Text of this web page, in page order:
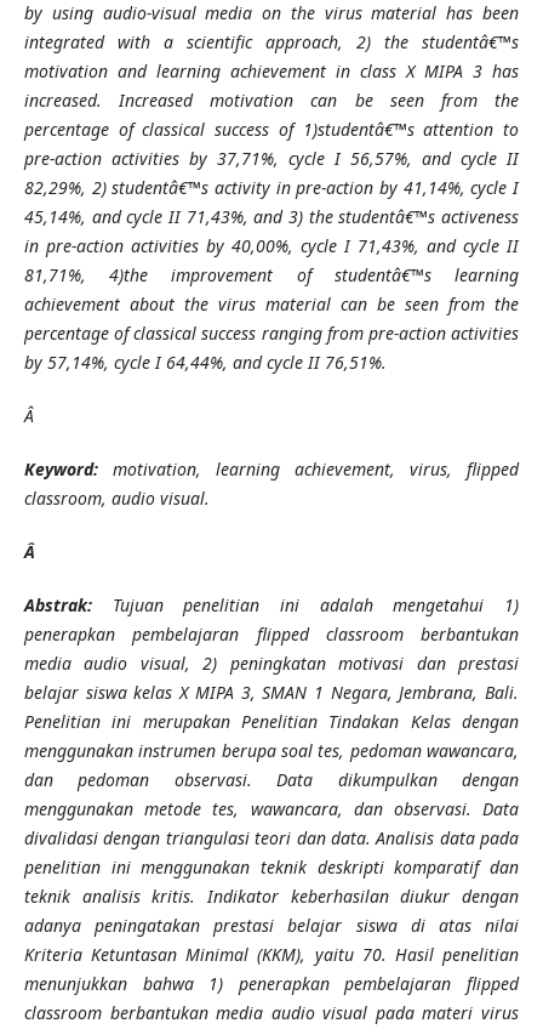
by using audio-visual media on the virus material has been
integrated with a scientific approach, 2) the studentâ€™s
motivation and learning achievement in class X MIPA 3 has
increased. Increased motivation can be seen from the
percentage of classical success of 1)studentâ€™s attention to
pre-action activities by 37,71%, cycle I 56,57%, and cycle II
82,29%, 2) studentâ€™s activity in pre-action by 41,14%, cycle I
45,14%, and cycle II 71,43%, and 3) the studentâ€™s activeness
in pre-action activities by 40,00%, cycle I 71,43%, and cycle II
81,71%, 4)the improvement of studentâ€™s learning
achievement about the virus material can be seen from the
percentage of classical success ranging from pre-action activities
by 57,14%, cycle I 64,44%, and cycle II 76,51%.
Â
Keyword:
motivation, learning achievement, virus, flipped
classroom, audio visual.
Â
Abstrak:
Tujuan penelitian ini adalah mengetahui 1)
penerapkan pembelajaran flipped classroom berbantukan
media audio visual, 2) peningkatan motivasi dan prestasi
belajar siswa kelas X MIPA 3, SMAN 1 Negara, Jembrana, Bali.
Penelitian ini merupakan Penelitian Tindakan Kelas dengan
menggunakan instrumen berupa soal tes, pedoman wawancara,
dan pedoman observasi. Data dikumpulkan dengan
menggunakan metode tes, wawancara, dan observasi. Data
divalidasi dengan triangulasi teori dan data. Analisis data pada
penelitian ini menggunakan teknik deskripti komparatif dan
teknik analisis kritis. Indikator keberhasilan diukur dengan
adanya peningatakan prestasi belajar siswa di atas nilai
Kriteria Ketuntasan Minimal (KKM), yaitu 70. Hasil penelitian
menunjukkan bahwa 1) penerapkan pembelajaran flipped
classroom berbantukan media audio visual pada materi virus